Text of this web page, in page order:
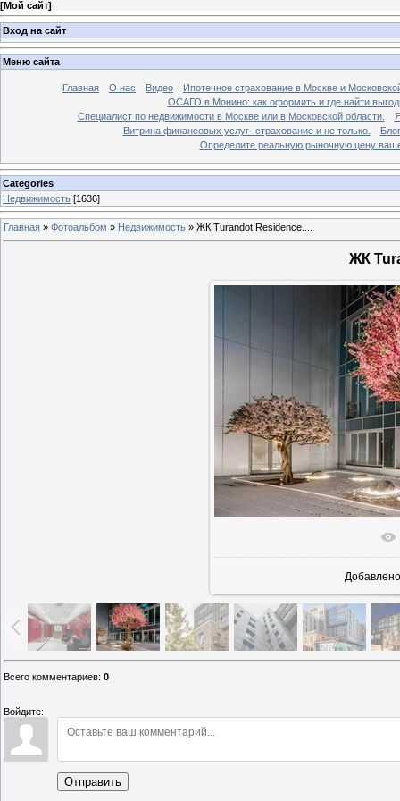
[Мой сайт]
Вход на сайт
Меню сайта
Главная О нас Видео
Ипотечное страхование в Москве и
ОСАГО в Монино: как оформить и где найти
Специалист по недвижимости в Москве или в Московской области.
Витрина финансовых услуг- страхование и не только.
Блог
Определите реальную рыночную цену
Categories
Недвижимость [1636]
Главная » Фотоальбом » Недвижимость » ЖК Turandot Residence....
ЖК
В
Добавлено
Всего комментариев: 0
Войдите:
Отправить